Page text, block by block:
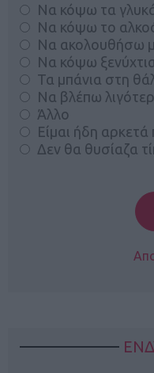
Να κόψω τα
Να κόψω το
Να ακολουθήσω
Να κόψω
Τα μπάνια στη
Να βλέπω
Άλλο
Είμαι ήδη
Δεν θα θυσίαζα